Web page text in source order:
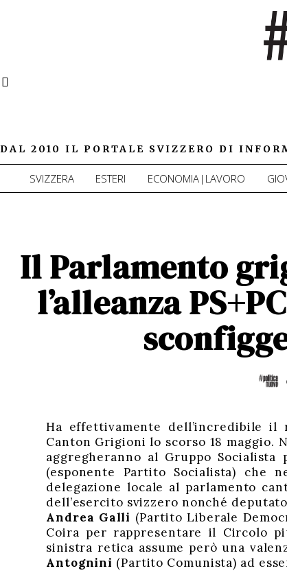
DAL 2010 IL PORTALE SVIZZERO DI
SVIZZERA ESTERI ECONOMIA|LAVORO
Il Parlamento
l’alleanza
Ha effettivamente dell’incredibile
Canton Grigioni lo scorso 18
aggregheranno al Gruppo
(esponente Partito Socialista) che
delegazione locale al parlamento
dell’esercito svizzero nonché
Andrea Galli (Partito Liberale
Coira per rappresentare il Circolo
sinistra retica assume però una
Antognini (Partito Comunista) ad